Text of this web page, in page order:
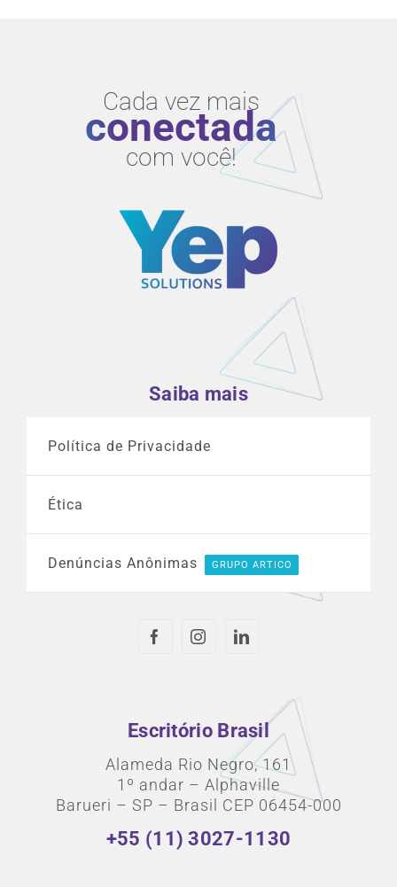
Cada vez mais
conectada
com você!
Saiba mais
Política de Privacidade
Ética
Denúncias Anônimas GRUPO ARTICO
Escritório Brasil
Alameda Rio Negro, 161
1º andar – Alphaville
Barueri – SP – Brasil CEP 06454-000
+55 (11) 3027-1130